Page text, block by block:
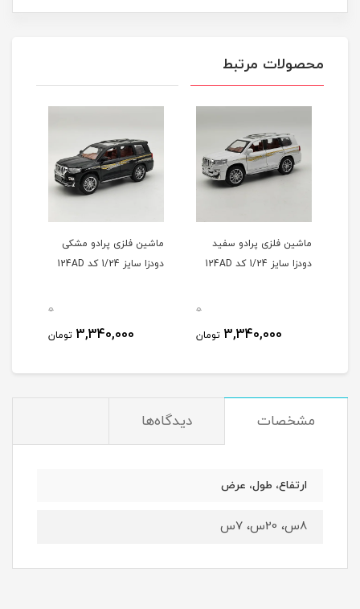
محصولات مرتبط
ماشین فلزی پرادو سفید
دودزا سایز 1/24 کد 124AD
0
3,340,000 تومان
ماشین فلزی پرادو مشکی
دودزا سايز 1/24 کد 124AD
0
3,340,000 تومان
مشخصات دیدگاه‌ها
ارتفاع، طول، عرض
8س، 20س، 7س